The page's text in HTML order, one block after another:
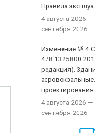
Правила
4 августа 2026 —
сентября 2026
Изменение № 4
редакция).
проектирования
4 августа 2026 —
сентября 2026